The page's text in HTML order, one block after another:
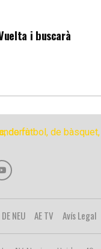
i buscarà
NEU AE TV Avís Legal